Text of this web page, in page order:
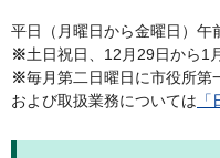
平日（月曜日から金曜日）
※土日祝日、12月29日から1
※毎月第二日曜日に市役所第
および取扱業務については